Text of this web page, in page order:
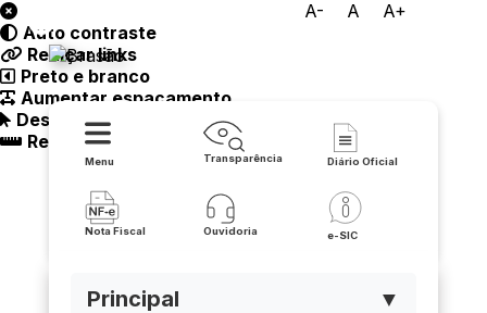
A- A A+
Menu Transparência Diário Oficial
Nota Fiscal Ouvidoria e-SIC
Principal ▼
Auto contraste
Realçar links
Preto e branco
Aumentar espaçamento
Destacando cursor
Regua guia